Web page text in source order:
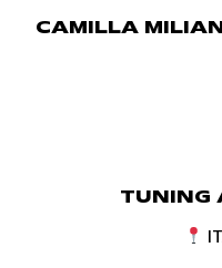
CAMILLA
TUNING